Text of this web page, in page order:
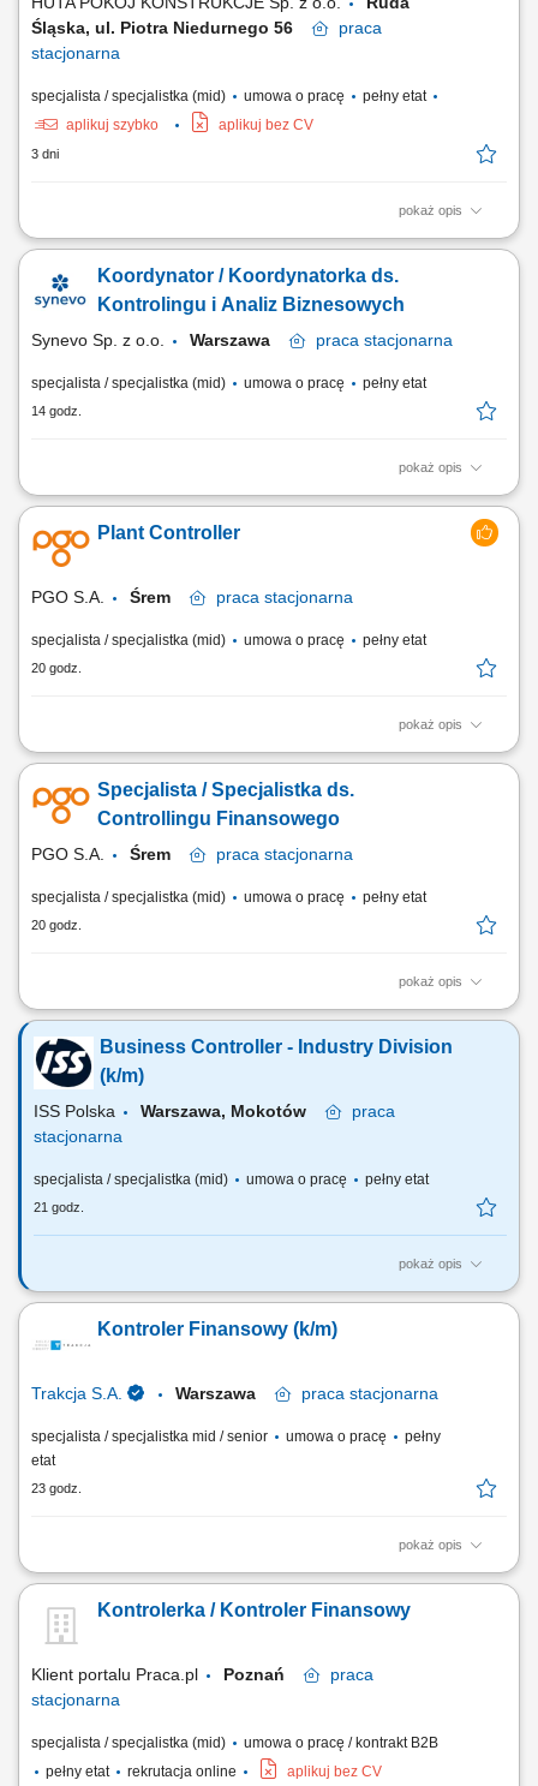
Śląska, ul. Piotra Niedurnego 56
praca
stacjonarna
specjalista / specjalistka (mid) umowa o pracę
pełny etat
aplikuj szybko
aplikuj bez CV
3 dni
pokaż opis
Osoba, która dołączy do naszego zespołu będzie odpowiedzialna za:
studiów wykonalności, koncepcji rozwojowych, monitorowanie
funkcjonowania Spółki pod kątem stopnia realizacji celów
Koordynator / Koordynatorka ds.
Kontrolingu i Analiz Biznesowych
Synevo Sp. z o.o. Warszawa praca stacjonarna
specjalista / specjalistka (mid) umowa o pracę pełny etat
14 godz.
pokaż opis
Opis stanowiska: Budowanie środowiska raportowego pod kątem
potrzeb biznesowych; Nadzór nad kilkuosobowym zespołem; Aktywne
poszukiwanie trendów, wzorców, rekomendowanie ich do biznesu
(proaktywne); Obszar cen: nadzór nad cenami, rekomendacje zmian
Plant Controller
PGO S.A. Śrem praca stacjonarna
specjalista / specjalistka (mid) umowa o pracę pełny etat
20 godz.
pokaż opis
KONTEKST STANOWISKA Stanowisko odpowiedzialne za pełny
miesięcznego zamknięcia wyników, przez budżetowanie i kontrolę
kosztów produkcji. Osoba na tym stanowisku jest głosem finansowym w
Specjalista / Specjalistka ds.
Controllingu Finansowego
PGO S.A. Śrem praca stacjonarna
specjalista / specjalistka (mid) umowa o pracę pełny etat
20 godz.
pokaż opis
Opis stanowiska wspieranie zarządzania finansami zakładu
monitorowanie wyników finansowych oraz kontrola realizacji budżetu,
przygotowywanie prognoz finansowych i analiz rentowności, kontrola
kosztów produkcji oraz identyfikowanie...
Business Controller - Industry Division
(k/m)
ISS Polska Warszawa, Mokotów
praca
stacjonarna
specjalista / specjalistka (mid) umowa o pracę pełny etat
21 godz.
pokaż opis
Zakres obowiązków: Nadzór nad jakością, kompletnością i
różnic. Kontrola przychodów i kosztów wraz z weryfikacją poprawności
rezerw kosztowych i przychodowych. Odpowiedzialność za prawidłowy
Kontroler Finansowy (k/m)
Trakcja S.A. Warszawa praca stacjonarna
specjalista / specjalistka mid / senior umowa o pracę
pełny
etat
23 godz.
pokaż opis
Opis stanowiska Kontrola prawidłowości rozliczeń kosztów; Analiza
zgromadzoną dokumentacją, a stanem raportowanym; Przygotowanie
analiz, zestawień oraz prezentacji, dotyczących finansów kontraktów
Kontrolerka / Kontroler Finansowy
Klient portalu Praca.pl Poznań
praca
stacjonarna
specjalista / specjalistka (mid)
umowa o pracę / kontrakt B2B
pełny etat
rekrutacja online aplikuj bez CV